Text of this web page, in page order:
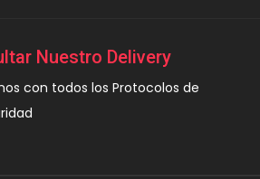
Nuestro Delivery
con todos los Protocolos de